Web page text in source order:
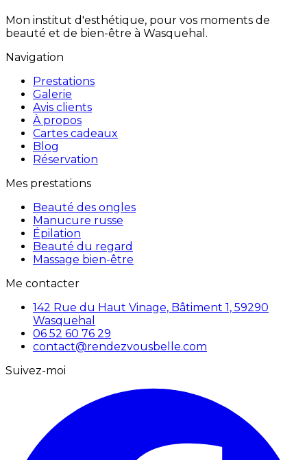
Mon institut d'esthétique, pour vos moments de
beauté et de bien-être à Wasquehal.
Navigation
Prestations
Galerie
Avis clients
À propos
Cartes cadeaux
Blog
Réservation
Mes prestations
Beauté des ongles
Manucure russe
Épilation
Beauté du regard
Massage bien-être
Me contacter
142 Rue du Haut Vinage, Bâtiment 1, 59290
Wasquehal
06 52 60 76 29
contact@rendezvousbelle.com
Suivez-moi